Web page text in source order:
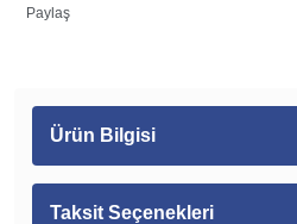
Paylaş
Ürün Bilgisi
Taksit Seçenekleri